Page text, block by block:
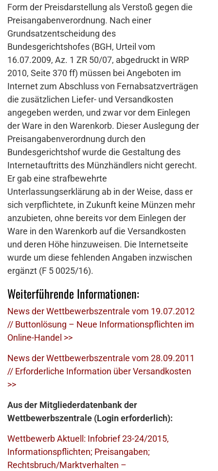
Form der Preisdarstellung als Verstoß gegen die
Preisangabenverordnung. Nach einer
Grundsatzentscheidung des
Bundesgerichtshofes (BGH, Urteil vom
16.07.2009, Az. 1 ZR 50/07, abgedruckt in WRP
2010, Seite 370 ff) müssen bei Angeboten im
Internet zum Abschluss von Fernabsatzverträgen
die zusätzlichen Liefer- und Versandkosten
angegeben werden, und zwar vor dem Einlegen
der Ware in den Warenkorb. Dieser Auslegung der
Preisangabenverordnung durch den
Bundesgerichtshof wurde die Gestaltung des
Internetauftritts des Münzhändlers nicht gerecht.
Er gab eine strafbewehrte
Unterlassungserklärung ab in der Weise, dass er
sich verpflichtete, in Zukunft keine Münzen mehr
anzubieten, ohne bereits vor dem Einlegen der
Ware in den Warenkorb auf die Versandkosten
und deren Höhe hinzuweisen. Die Internetseite
wurde um diese fehlenden Angaben inzwischen
ergänzt (F 5 0025/16).
Weiterführende Informationen:
News der Wettbewerbszentrale vom 19.07.2012
// Buttonlösung – Neue Informationspflichten im
Online-Handel >>
News der Wettbewerbszentrale vom 28.09.2011
// Erforderliche Information über Versandkosten
>>
Aus der Mitgliederdatenbank der
Wettbewerbszentrale (Login erforderlich):
Wettbewerb Aktuell: Infobrief 23-24/2015,
Informationspflichten; Preisangaben;
Rechtsbruch/Marktverhalten –